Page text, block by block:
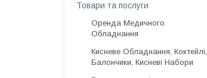
Товари та послуги
Оренда Медичного
Обладнання
Кисневе Обладнання, Коктейлі,
Балончики, Кисневі Набори